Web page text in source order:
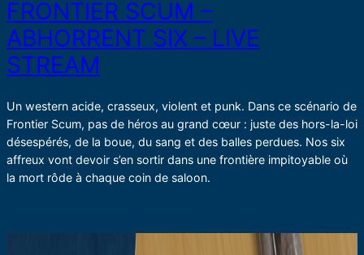
FRONTIER SCUM –
ABHORRENT SIX – LIVE
STREAM
Un western acide, crasseux, violent et punk. Dans ce scénario de
Frontier Scum, pas de héros au grand cœur : juste des hors-la-loi
désespérés, de la boue, du sang et des balles perdues. Nos six
affreux vont devoir s’en sortir dans une frontière impitoyable où
la mort rôde à chaque coin de saloon.